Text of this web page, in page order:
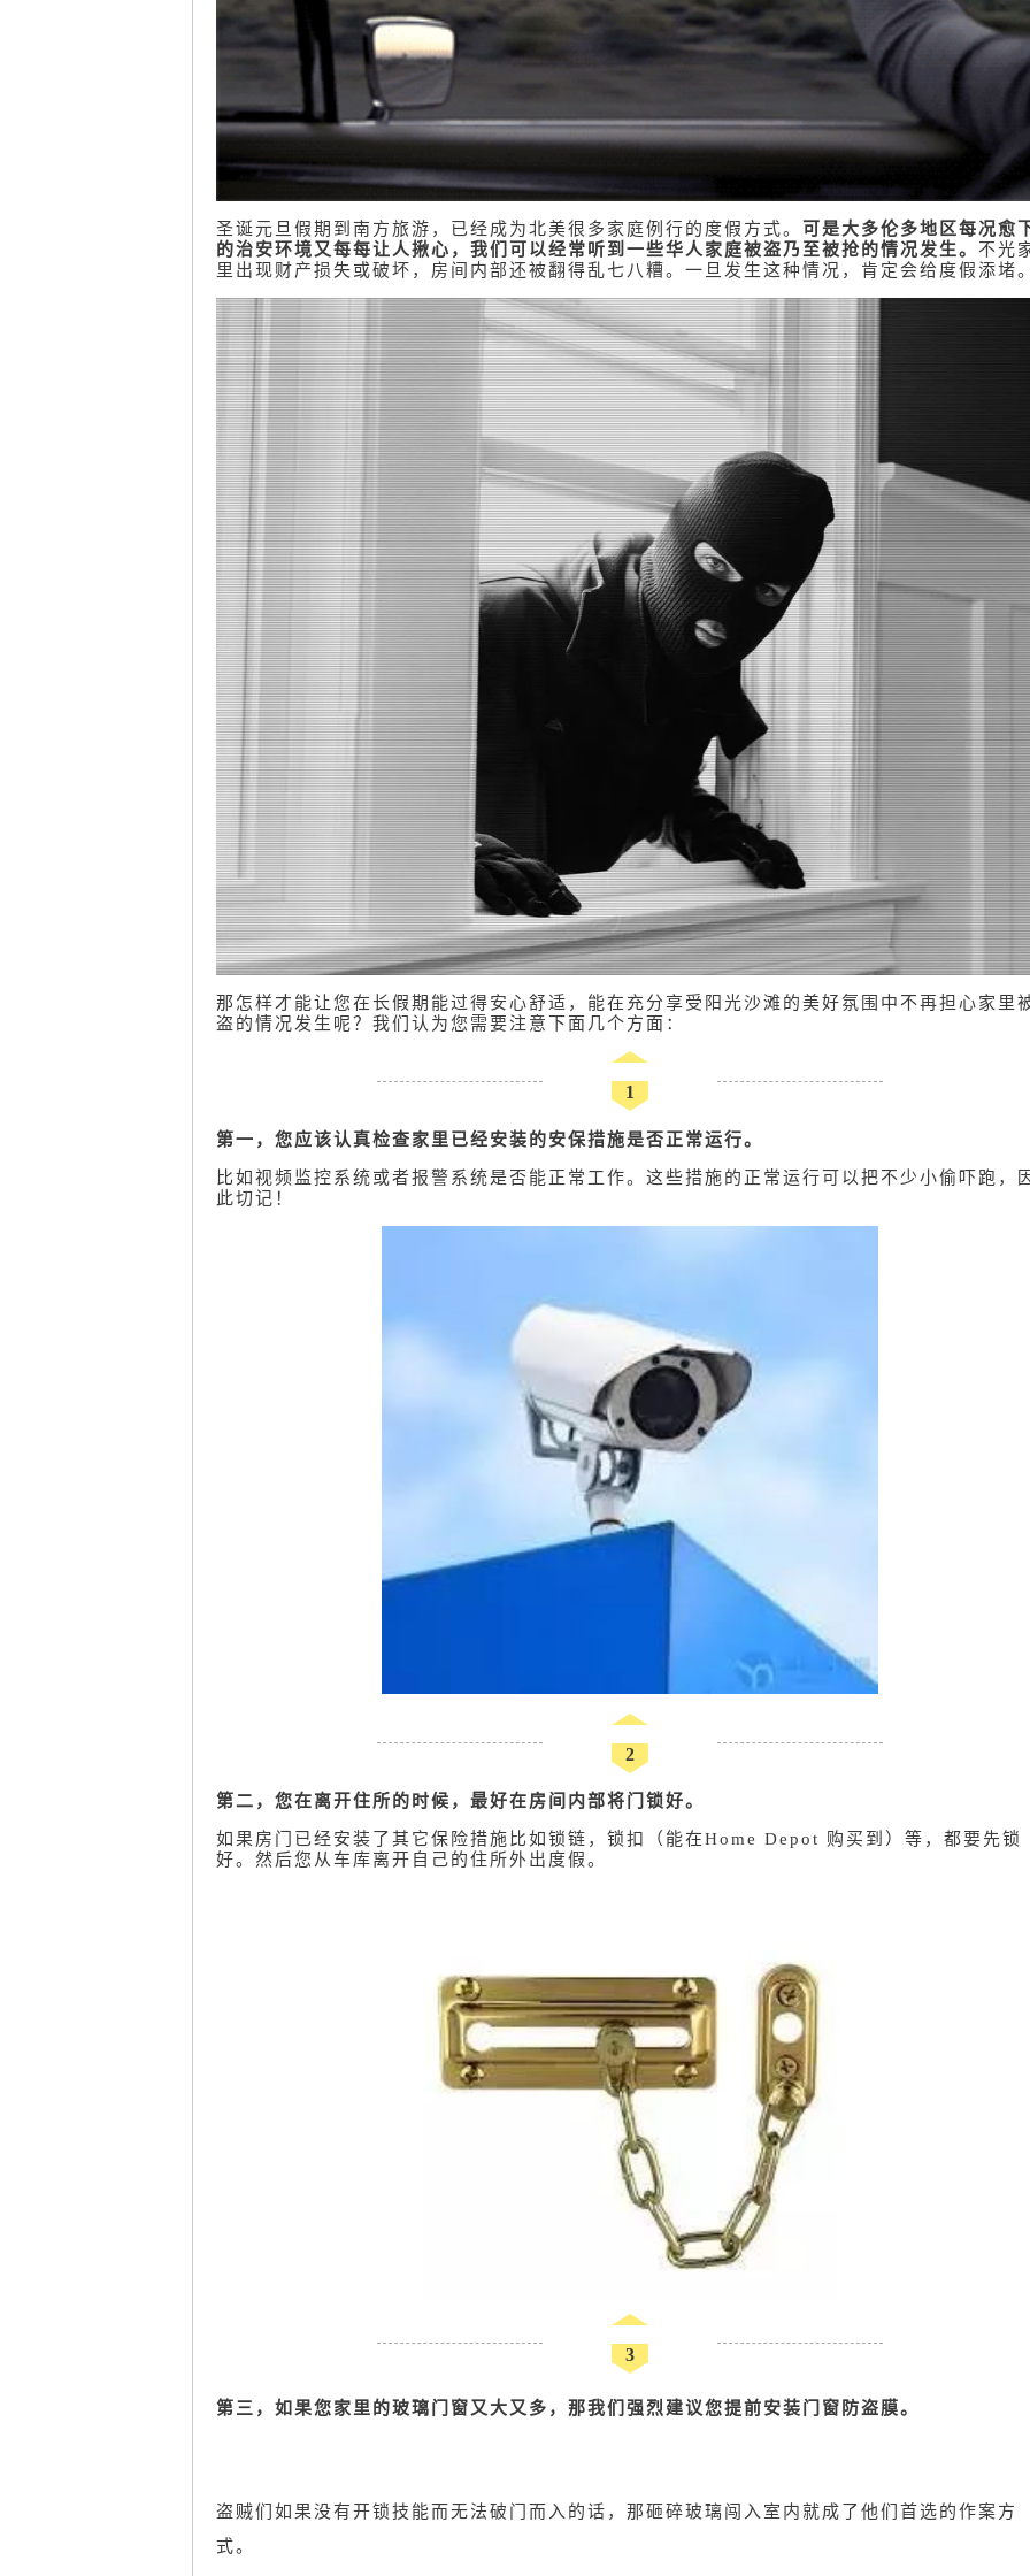
圣诞元旦假期到南方旅游，已经成为北美很多家庭例行的度假方式。 可是大多伦多地区每况愈
的治安环境又每每让人揪心，我们可以经常听到一些华人家庭被盗乃至被抢的情况发生。 不光
里出现财产损失或破坏，房间内部还被翻得乱七八糟。一旦发生这种情况，肯定会给度假添堵
那怎样才能让您在长假期能过得安心舒适，能在充分享受阳光沙滩的美好氛围中不再担心家里
盗的情况发生呢？我们认为您需要注意下面几个方面：
1
第一，您应该认真检查家里已经安装的安保措施是否正常运行。
比如视频监控系统或者报警系统是否能正常工作。这些措施的正常运行可以把不少小偷吓跑，
此切记！
2
第二，您在离开住所的时候，最好在房间内部将门锁好。
如果房门已经安装了其它保险措施比如锁链，锁扣（能在Home Depot 购买到）等，都要先锁
好。然后您从车库离开自己的住所外出度假。
3
第三，如果您家里的玻璃门窗又大又多，那我们强烈建议您提前安装门窗防盗膜。
盗贼们如果没有开锁技能而无法破门而入的话，那砸碎玻璃闯入室内就成了他们首选的作案方
式。